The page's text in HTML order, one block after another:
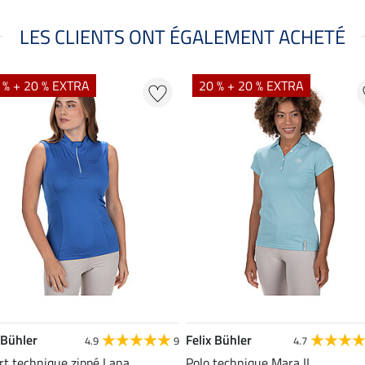
LES CLIENTS ONT ÉGALEMENT ACHETÉ
+ 20 % EXTRA
4.9 9
20 % + 20 % EXTRA
Felix Bühler 4.7